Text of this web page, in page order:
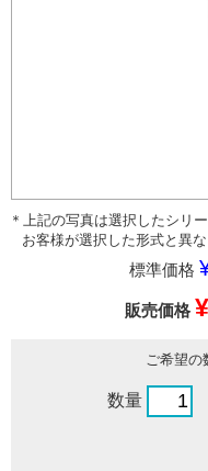
＊上記の写真は選択したシリ
お客様が選択した形式と異な
標準価格
販売価格
ご希望の
数量